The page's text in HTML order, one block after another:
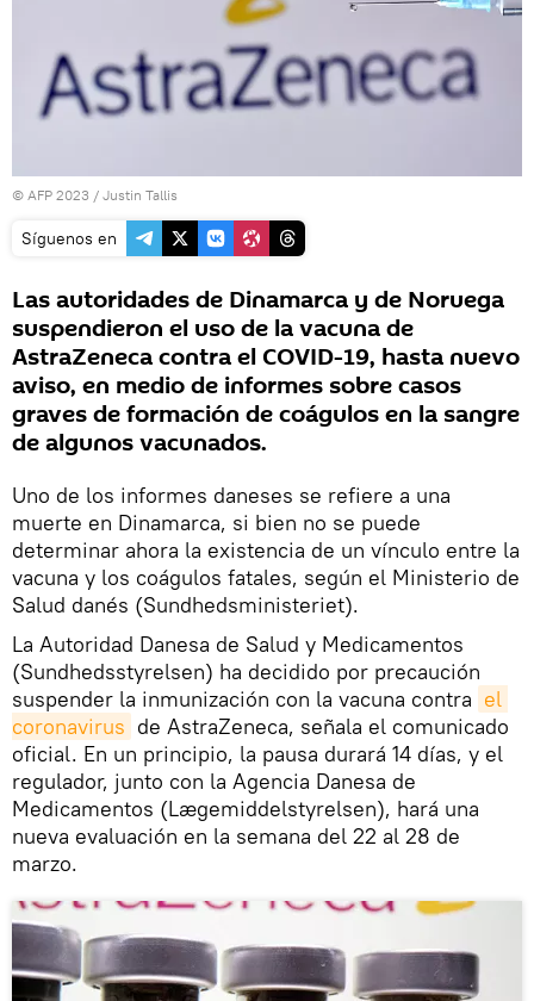
© AFP 2023 / Justin Tallis
Síguenos en
Las autoridades de Dinamarca y de Noruega
suspendieron el uso de la vacuna de
AstraZeneca contra el COVID-19, hasta nuevo
aviso, en medio de informes sobre casos
graves de formación de coágulos en la sangre
de algunos vacunados.
Uno de los informes daneses se refiere a una
muerte en Dinamarca, si bien no se puede
determinar ahora la existencia de un vínculo entre la
vacuna y los coágulos fatales, según el Ministerio de
Salud danés (Sundhedsministeriet).
La Autoridad Danesa de Salud y Medicamentos
(Sundhedsstyrelsen) ha decidido por precaución
suspender la inmunización con la vacuna contra el
coronavirus de AstraZeneca, señala el comunicado
oficial. En un principio, la pausa durará 14 días, y el
regulador, junto con la Agencia Danesa de
Medicamentos (Lægemiddelstyrelsen), hará una
nueva evaluación en la semana del 22 al 28 de
marzo.